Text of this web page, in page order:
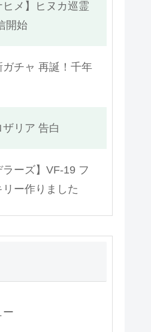
ヒメ】ヒヌカ巡霊
開始
ガチャ 再誕！千年
ザリア 告白
ラーズ】VF-19 フ
ー作りました
ー